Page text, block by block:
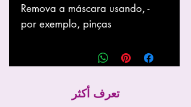
- Remova a máscara usando,
por exemplo, pinças
تعرف أكثر